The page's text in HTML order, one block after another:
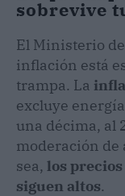
sobrevive
El Ministerio de
inflación está
trampa. La
excluye
una décima, al
moderación de
sea, los
siguen altos.